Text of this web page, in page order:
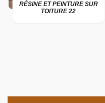
RÉSINE ET PEINTURE SUR
TOITURE 22